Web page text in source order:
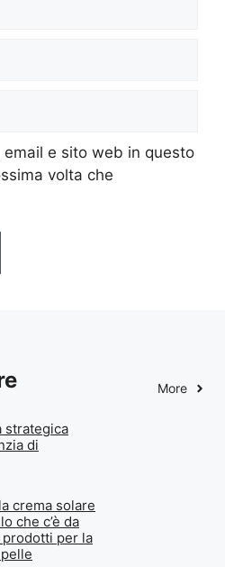
email e sito web in questo
volta che
More
strategica
di
crema solare
che c’è da
per la